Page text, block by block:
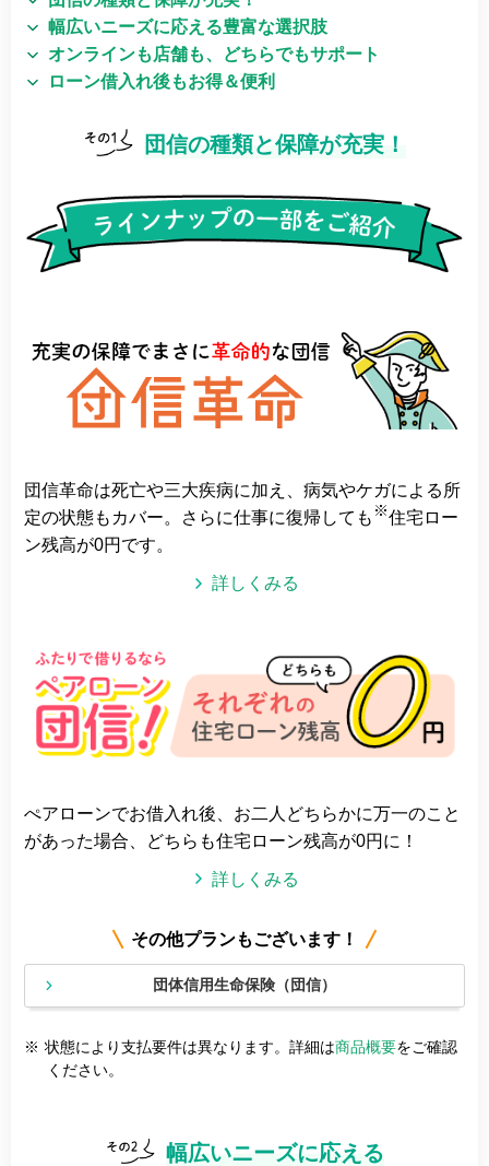
幅広いニーズに応える豊富な選択肢
オンラインも店舗も、どちらでもサポート
ローン借入れ後もお得＆便利
団信の種類と保障が充実！
団信革命は死亡や三大疾病に加え、病気やケガによる所
定の状態もカバー。さらに仕事に復帰しても ※住宅ロー
ン残高が0円です。
詳しくみる
ぺアローンでお借入れ後、お二人どちらかに万一のこと
があった場合、どちらも住宅ローン残高が0円に！
詳しくみる
その他プランもございます！
団体信用生命保険（団信）
※ 状態により支払要件は異なります。詳細は商品概要をご確認
ください。
幅広いニーズに応える